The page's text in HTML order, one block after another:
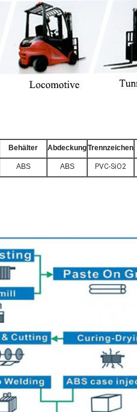
Behälter AbdeckungTrennzeichen
ABS ABS PVC-SiO2